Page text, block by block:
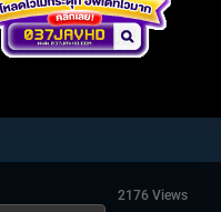
2176 Views